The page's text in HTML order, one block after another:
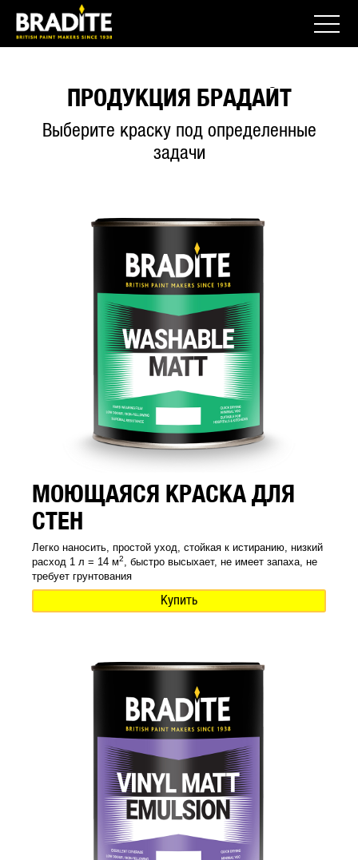
ПРОДУКЦИЯ БРАДАЙТ
Выберите краску под определенные
задачи
МОЮЩАЯСЯ КРАСКА ДЛЯ
СТЕН
Легко наносить, простой уход, стойкая к истиранию, низкий
расход 1 л = 14 м2
, быстро высыхает, не имеет запаха, не
требует грунтования
Купить